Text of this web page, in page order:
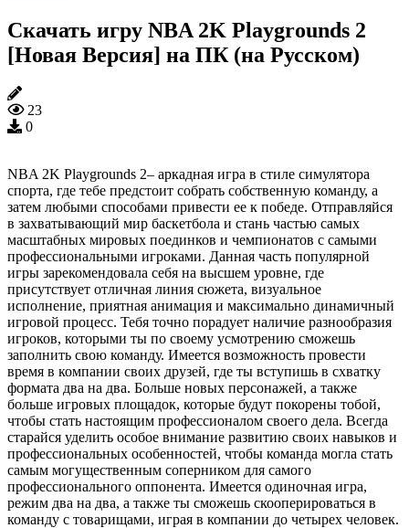
Скачать игру NBA 2K Playgrounds 2
[Новая Версия] на ПК (на Русском)
23
0
NBA 2K Playgrounds 2– аркадная игра в стиле симулятора
спорта, где тебе предстоит собрать собственную команду, а
затем любыми способами привести ее к победе. Отправляйся
в захватывающий мир баскетбола и стань частью самых
масштабных мировых поединков и чемпионатов с самыми
профессиональными игроками. Данная часть популярной
игры зарекомендовала себя на высшем уровне, где
присутствует отличная линия сюжета, визуальное
исполнение, приятная анимация и максимально динамичный
игровой процесс. Тебя точно порадует наличие разнообразия
игроков, которыми ты по своему усмотрению сможешь
заполнить свою команду. Имеется возможность провести
время в компании своих друзей, где ты вступишь в схватку
формата два на два. Больше новых персонажей, а также
больше игровых площадок, которые будут покорены тобой,
чтобы стать настоящим профессионалом своего дела. Всегда
старайся уделить особое внимание развитию своих навыков и
профессиональных особенностей, чтобы команда могла стать
самым могущественным соперником для самого
профессионального оппонента. Имеется одиночная игра,
режим два на два, а также ты сможешь скооперироваться в
команду с товарищами, играя в компании до четырех человек.